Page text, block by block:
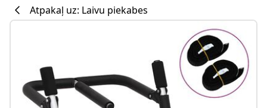
Atpakaļ uz: Laivu piekabes